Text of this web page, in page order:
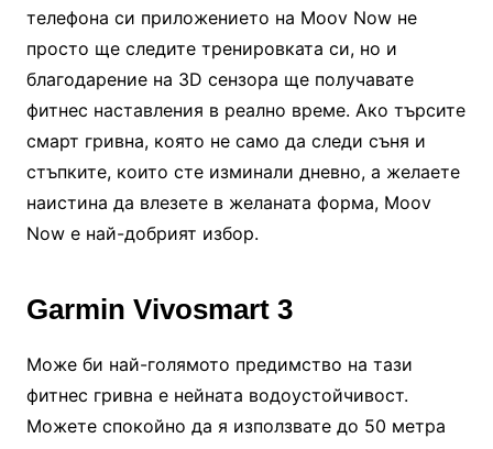
телефона си приложението на Moov Now не
просто ще следите тренировката си, но и
благодарение на 3D сензора ще получавате
фитнес наставления в реално време. Ако търсите
смарт гривна, която не само да следи съня и
стъпките, които сте изминали дневно, а желаете
наистина да влезете в желаната форма, Moov
Now е най-добрият избор.
Garmin Vivosmart 3
Може би най-голямото предимство на тази
фитнес гривна е нейната водоустойчивост.
Можете спокойно да я използвате до 50 метра